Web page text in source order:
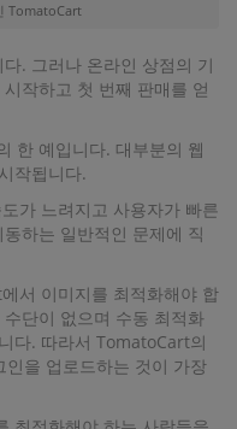
TomatoCart
. 그러나 온라인 상점의 기
작하고 첫 번째 판매를 얻
한 예입니다. 대부분의 웹
작됩니다.
가 느려지고 사용자가 빠른
하는 일반적인 문제에 직
서 이미지를 최적화해야 합
단이 없으며 수동 최적화
다. 따라서 TomatoCart의
을 업로드하는 것이 가장